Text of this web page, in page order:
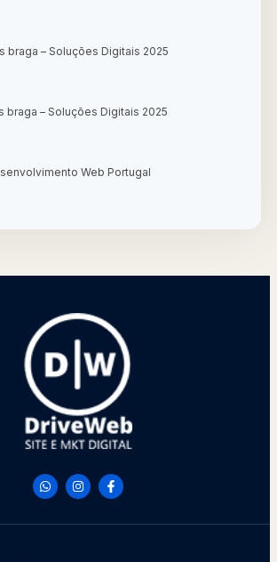
braga – Soluções Digitais 2025
braga – Soluções Digitais 2025
Web Portugal